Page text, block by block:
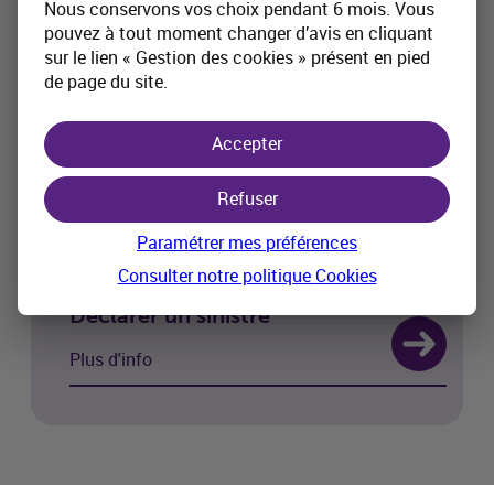
Que faire en cas de sinistre suite à
une tempête ou une inondation ?
Besoin d’assistance suite à un sinistre à votre
habitation ? Avant de prendre toute autre
disposition pour les mesures d'urgences,
contactez
Mondial Assistance au +32 2 427 23 43, 24h/24 et
Déclarer un sinistre
Plus d'info
Nous conservons vos choix pendant 6 mois. Vous
pouvez à tout moment changer d’avis en cliquant
sur le lien « Gestion des cookies » présent en pied
de page du site.
Accepter
Refuser
Paramétrer mes préférences
Consulter notre politique Cookies